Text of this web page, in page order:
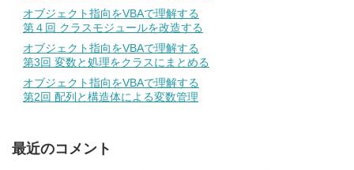
オブジェクト指向をVBAで理解する
第４回 クラスモジュールを改造する
オブジェクト指向をVBAで理解する
第3回 変数と処理をクラスにまとめる
オブジェクト指向をVBAで理解する
第2回 配列と構造体による変数管理
最近のコメント